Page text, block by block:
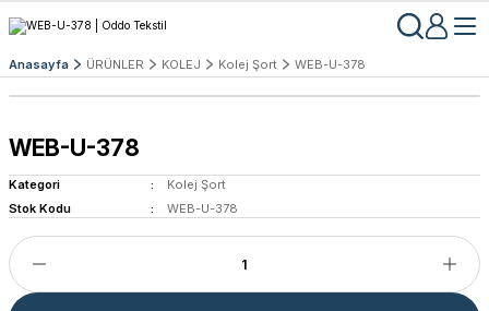
Anasayfa ÜRÜNLER KOLEJ Kolej Şort WEB-U-378
WEB-U-378
Kategori
Kolej Şort
Stok Kodu
WEB-U-378